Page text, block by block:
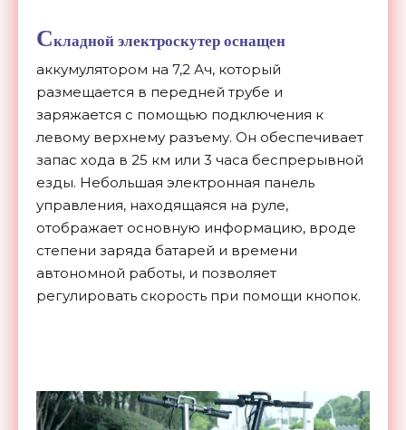
Складной электроскутер оснащен
аккумулятором на 7,2 Ач, который
размещается в передней трубе и
заряжается с помощью подключения к
левому верхнему разъему. Он обеспечивает
запас хода в 25 км или 3 часа беспрерывной
езды. Небольшая электронная панель
управления, находящаяся на руле,
отображает основную информацию, вроде
степени заряда батарей и времени
автономной работы, и позволяет
регулировать скорость при помощи кнопок.